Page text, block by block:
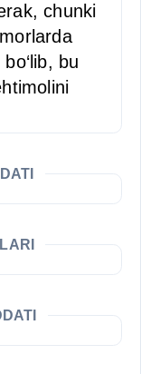
chunki
bu